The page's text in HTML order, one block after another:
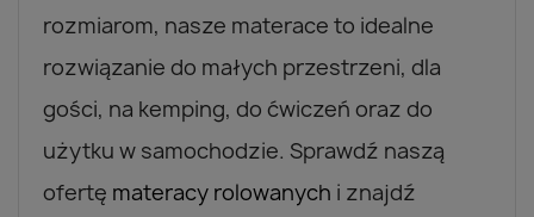
rozmiarom, nasze materace to idealne
rozwiązanie do małych przestrzeni, dla
gości, na kemping, do ćwiczeń oraz do
użytku w samochodzie. Sprawdź naszą
ofertę materacy rolowanych i znajdź